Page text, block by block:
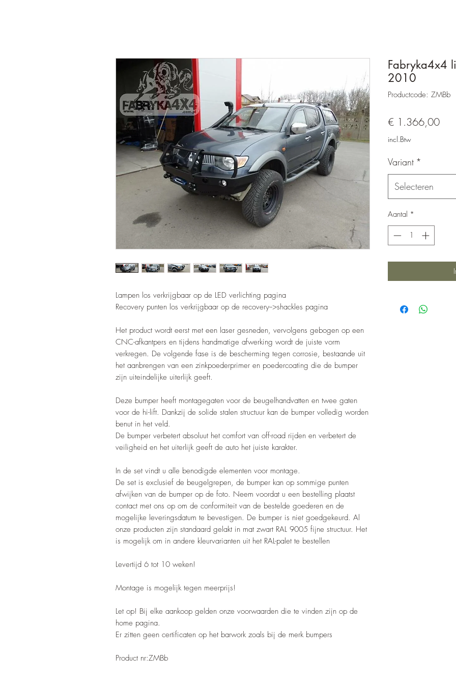
Lampen los verkrijgbaar op de LED verlichting pagina
Recovery punten los verkrijgbaar op de recovery-->shackles pagina
Het product wordt eerst met een laser gesneden, vervolgens gebogen op een
CNC-afkantpers en tijdens handmatige afwerking wordt de juiste vorm
verkregen. De volgende fase is de bescherming tegen corrosie, bestaande uit
het aanbrengen van een zinkpoederprimer en poedercoating die de bumper
zijn uiteindelijke uiterlijk geeft.
Deze bumper heeft montagegaten voor de beugelhandvatten en twee gaten
voor de hi-lift. Dankzij de solide stalen structuur kan de bumper volledig worden
benut in het veld.
De bumper verbetert absoluut het comfort van off-road rijden en verbetert de
veiligheid en het uiterlijk geeft de auto het juiste karakter.
In de set vindt u alle benodigde elementen voor montage.
De set is exclusief de beugelgrepen, de bumper kan op sommige punten
afwijken van de bumper op de foto. Neem voordat u een bestelling plaatst
contact met ons op om de conformiteit van de bestelde goederen en de
mogelijke leveringsdatum te bevestigen. De bumper is niet goedgekeurd. Al
onze producten zijn standaard gelakt in mat zwart RAL 9005 fijne structuur. Het
is mogelijk om in andere kleurvarianten uit het RAL-palet te bestellen
Levertijd 6 tot 10 weken!
Montage is mogelijk tegen meerprijs!
Let op! Bij elke aankoop gelden onze voorwaarden die te vinden zijn op de
home pagina.
Er zitten geen certificaten op het barwork zoals bij de merk bumpers
Product nr:ZMBb
Fabryka4x4
2010
Productcode: ZMBb
€ 1.366,00Prijs
incl.Btw
Variant *
Selecteren
Aantal *